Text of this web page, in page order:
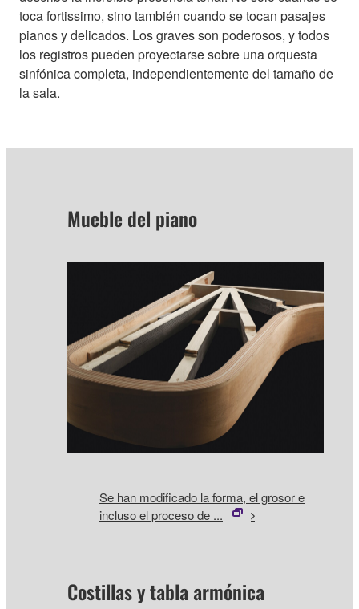
toca fortissimo, sino también cuando se tocan pasajes
pianos y delicados. Los graves son poderosos, y todos
los registros pueden proyectarse sobre una orquesta
sinfónica completa, independientemente del tamaño de
la sala.
Mueble del piano
Se han modificado la forma, el grosor e
incluso el proceso de ...
Costillas y tabla armónica